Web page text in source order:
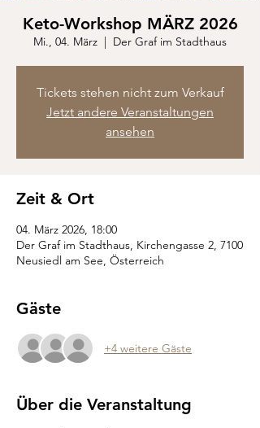
Keto-Workshop MÄRZ 2026
Mi., 04. März
  |
Der Graf im Stadthaus
Tickets stehen nicht zum Verkauf
Jetzt andere Veranstaltungen
ansehen
Zeit & Ort
04. März 2026, 18:00
Der Graf im Stadthaus, Kirchengasse 2, 7100
Neusiedl am See, Österreich
Gäste
+4 weitere Gäste
Über die Veranstaltung